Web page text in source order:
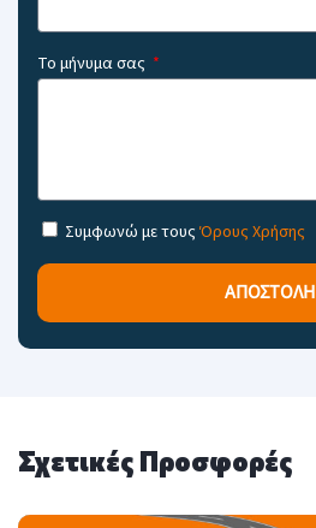
Το μήνυμα σας
Συμφωνώ με τους Όρους Χρήσης
ΑΠΟΣΤΟΛΗ
Σχετικές Προσφορές